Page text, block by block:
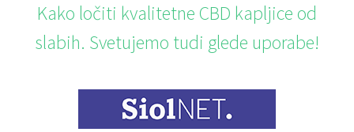
Kako ločiti kvalitetne CBD kapljice od
slabih. Svetujemo tudi glede uporabe!